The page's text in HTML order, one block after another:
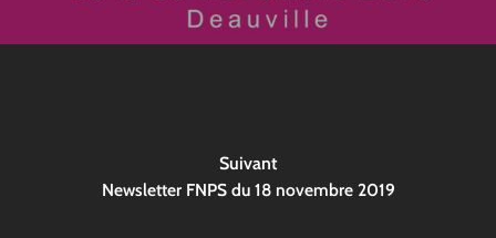
Suivant
Newsletter FNPS du 18 novembre 2019